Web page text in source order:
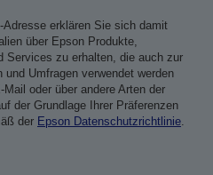
erklären Sie sich damit
über Epson Produkte,
Services zu erhalten, die auch zur
Umfragen verwendet werden
oder über andere Arten der
der Grundlage Ihrer Präferenzen
der Epson Datenschutzrichtlinie